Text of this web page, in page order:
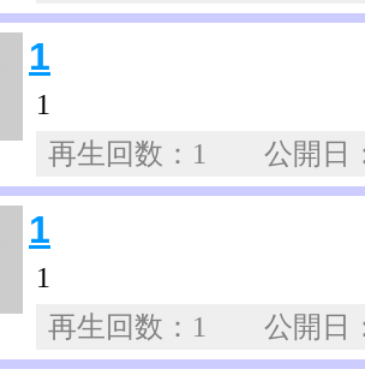
1
1
再生回数：1 公開
1
1
再生回数：1 公開